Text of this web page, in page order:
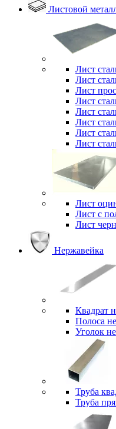
Листовой
Лист
Лист
Лист
Лист
Лист
Лист
Лист
Лист
Лист
Лист с
Лист
Нержавейка
Квадрат
Полоса
Уголок
Труба
Труба